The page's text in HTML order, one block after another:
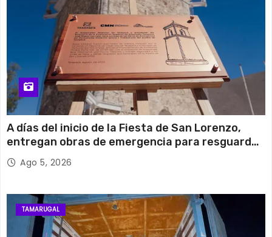
A días del inicio de la Fiesta de San Lorenzo,
entregan obras de emergencia para resguardar
su histórico campanario
Ago 5, 2026
TAMARUGAL